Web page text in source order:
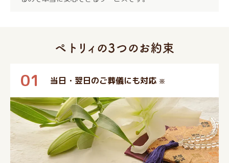
01 当日・翌日のご葬儀にも対応 ※